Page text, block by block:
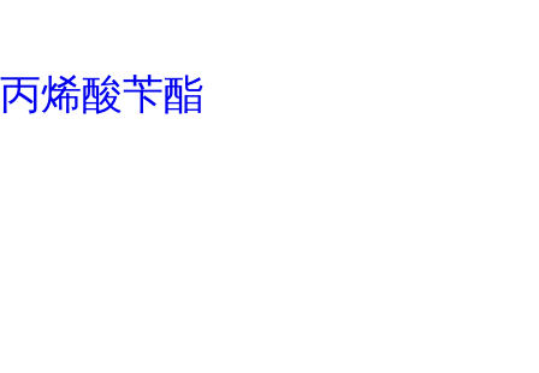
丙烯酸苄酯